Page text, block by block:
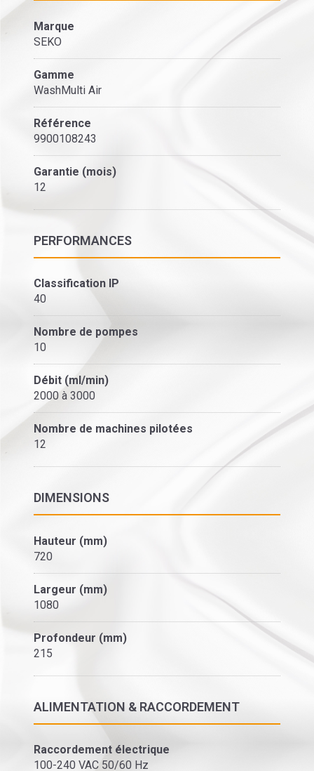
Marque
SEKO
Gamme
WashMulti Air
Référence
9900108243
Garantie (mois)
12
PERFORMANCES
Classification IP
40
Nombre de pompes
10
Débit (ml/min)
2000 à 3000
Nombre de machines pilotées
12
DIMENSIONS
Hauteur (mm)
720
Largeur (mm)
1080
Profondeur (mm)
215
ALIMENTATION & RACCORDEMENT
Raccordement électrique
100-240 VAC 50/60 Hz